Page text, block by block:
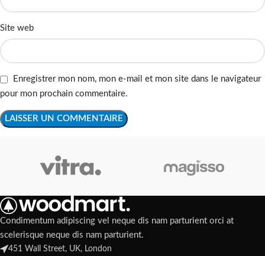
Site web
Enregistrer mon nom, mon e-mail et mon site dans le navigateur
pour mon prochain commentaire.
Condimentum adipiscing vel neque dis nam parturient orci at
scelerisque neque dis nam parturient.
451 Wall Street, UK, London